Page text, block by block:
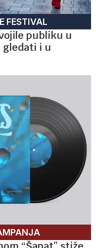
FESTIVAL
publiku u
gledati i u